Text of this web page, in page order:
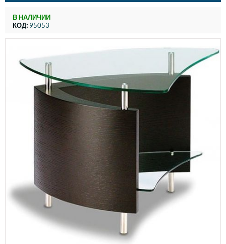
В НАЛИЧИИ
КОД: 95053